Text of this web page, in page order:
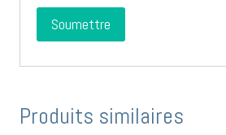
Produits similaires